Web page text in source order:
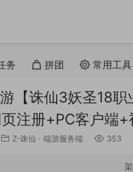
务 拼团 常用工具
【诛仙3妖圣18
注册+PC客户端+
Z-诛仙 · 端游服务端 353